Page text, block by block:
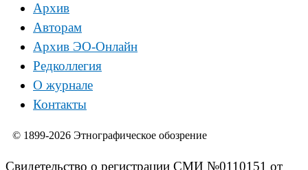
Архив
Авторам
Архив ЭО-Онлайн
Редколлегия
О журнале
Контакты
© 1899-2026 Этнографическое обозрение
Свидетельство о регистрации СМИ №0110151 от